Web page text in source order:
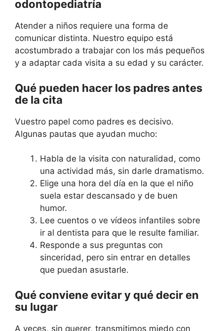
odontopediatría
Atender a niños requiere una forma de
comunicar distinta. Nuestro equipo está
acostumbrado a trabajar con los más pequeños
y a adaptar cada visita a su edad y su carácter.
Qué pueden hacer los padres antes
de la cita
Vuestro papel como padres es decisivo.
Algunas pautas que ayudan mucho:
Habla de la visita con naturalidad, como
una actividad más, sin darle dramatismo.
Elige una hora del día en la que el niño
suela estar descansado y de buen
humor.
Lee cuentos o ve vídeos infantiles sobre
ir al dentista para que le resulte familiar.
Responde a sus preguntas con
sinceridad, pero sin entrar en detalles
que puedan asustarle.
Qué conviene evitar y qué decir en
su lugar
A veces, sin querer, transmitimos miedo con